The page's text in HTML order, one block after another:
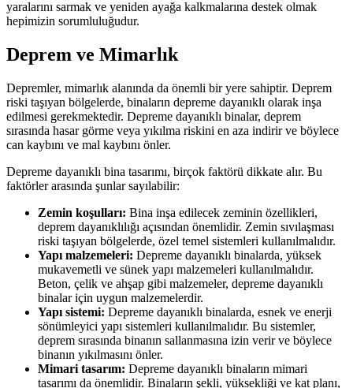
yaralarını sarmak ve yeniden ayağa kalkmalarına destek olmak
hepimizin sorumluluğudur.
Deprem ve Mimarlık
Depremler, mimarlık alanında da önemli bir yere sahiptir. Deprem
riski taşıyan bölgelerde, binaların depreme dayanıklı olarak inşa
edilmesi gerekmektedir. Depreme dayanıklı binalar, deprem
sırasında hasar görme veya yıkılma riskini en aza indirir ve böylece
can kaybını ve mal kaybını önler.
Depreme dayanıklı bina tasarımı, birçok faktörü dikkate alır. Bu
faktörler arasında şunlar sayılabilir:
Zemin koşulları: Bina inşa edilecek zeminin özellikleri,
deprem dayanıklılığı açısından önemlidir. Zemin sıvılaşması
riski taşıyan bölgelerde, özel temel sistemleri kullanılmalıdır.
Yapı malzemeleri: Depreme dayanıklı binalarda, yüksek
mukavemetli ve sünek yapı malzemeleri kullanılmalıdır.
Beton, çelik ve ahşap gibi malzemeler, depreme dayanıklı
binalar için uygun malzemelerdir.
Yapı sistemi: Depreme dayanıklı binalarda, esnek ve enerji
sönümleyici yapı sistemleri kullanılmalıdır. Bu sistemler,
deprem sırasında binanın sallanmasına izin verir ve böylece
binanın yıkılmasını önler.
Mimari tasarım: Depreme dayanıklı binaların mimari
tasarımı da önemlidir. Binaların şekli, yüksekliği ve kat planı,